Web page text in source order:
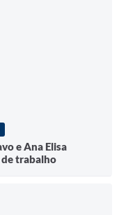
e Ana Elisa
de trabalho